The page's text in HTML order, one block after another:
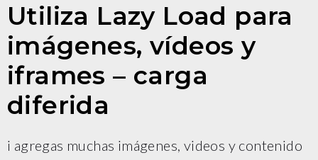
Utiliza Lazy Load para
imágenes, vídeos y
iframes – carga
diferida
i agregas muchas imágenes, videos y contenido